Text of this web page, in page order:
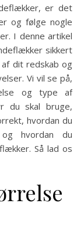
er det
og følge nogle
I denne artikel
sikkert
dit redskab og
Vi vil se på,
og type af
du skal bruge,
hvordan du
hvordan du
Så lad os